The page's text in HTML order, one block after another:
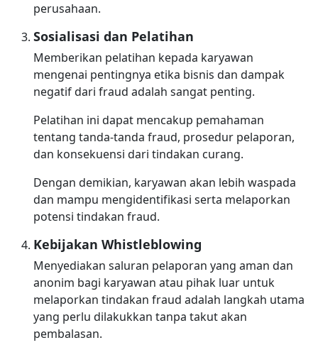
perusahaan.
Sosialisasi dan Pelatihan
Memberikan pelatihan kepada karyawan
mengenai pentingnya etika bisnis dan dampak
negatif dari fraud adalah sangat penting.
Pelatihan ini dapat mencakup pemahaman
tentang tanda-tanda fraud, prosedur pelaporan,
dan konsekuensi dari tindakan curang.
Dengan demikian, karyawan akan lebih waspada
dan mampu mengidentifikasi serta melaporkan
potensi tindakan fraud.
Kebijakan Whistleblowing
Menyediakan saluran pelaporan yang aman dan
anonim bagi karyawan atau pihak luar untuk
melaporkan tindakan fraud adalah langkah utama
yang perlu dilakukkan tanpa takut akan
pembalasan.